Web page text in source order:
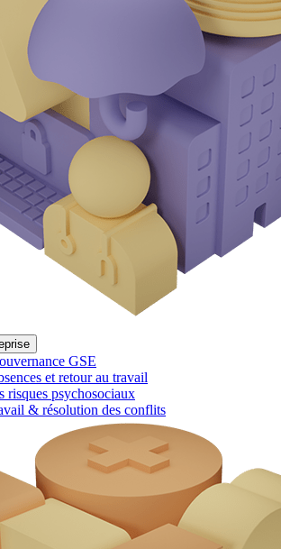
GSE
et retour au travail
risques psychosociaux
& résolution des conflits